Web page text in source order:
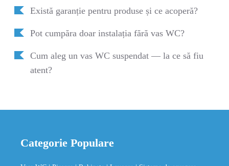
Există garanție pentru produse și ce acoperă?
Pot cumpăra doar instalația fără vas WC?
Cum aleg un vas WC suspendat — la ce să fiu
atent?
Categorie Populare